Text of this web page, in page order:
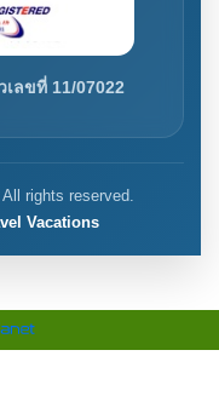
ลขที่ 11/07022
rights reserved.
Vacations